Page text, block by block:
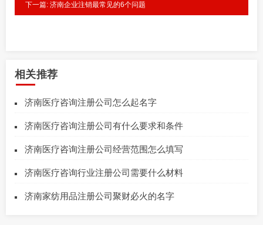
下一篇: 济南企业注销最常见的6个问题
相关推荐
济南医疗咨询注册公司怎么起名字
济南医疗咨询注册公司有什么要求和条件
济南医疗咨询注册公司经营范围怎么填写
济南医疗咨询行业注册公司需要什么材料
济南家纺用品注册公司聚财必火的名字